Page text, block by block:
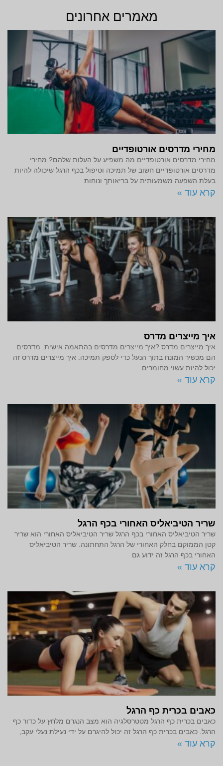
מאמרים אחרונים
מחירי מדרסים אורטופדיים
מחירי מדרסים אורטופדיים מה משפיע על העלות שלהם? מחירי
מדרסים אורטופדיים חשוב של תמיכה וטיפול בכף הרגל שיכולה להיות
בעלת השפעה משמעותית על בריאותך ונוחות
קרא עוד »
איך מייצרים מדרס
איך מייצרים מדרס ?איך מייצרים מדרסים בהתאמה אישית. מדרסים
הם מכשיר המונח בתוך הנעל כדי לספק תמיכה. איך מייצרים מדרס זה
יכול להיות עשוי מחומרים
קרא עוד »
שריר הטיביאליס האחורי בכף הרגל
שריר הטיביאליס האחורי בכף הרגל שריר הטיביאליס האחורי הוא שריר
קטן הממוקם בחלק האחורי של הרגל התחתונה. שריר הטיביאליס
האחורי בכף הרגל זה ידוע גם
קרא עוד »
כאבים בכרית כף הרגל
כאבים בכרית כף הרגל מטטרסלגיה הוא מצב הנגרם מלחץ על כדור כף
הרגל. כאבים בכרית כף הרגל זה יכול להיגרם על ידי נעילת נעלי עקב,
קרא עוד »